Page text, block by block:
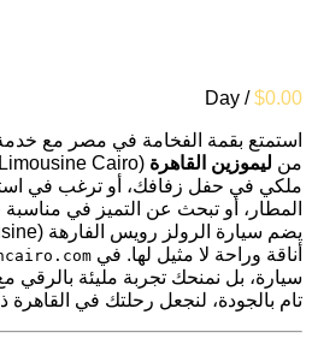
$0.00
/ Day
استمتع بقمة الفخامة في مصر مع
من ليموزين القاهرة
ملكي في حفل زفافك، أو ترغب في
المطار، أو تبحث عن التميز في
أناقة وراحة لا مثيل لها. في
سيارة، بل نمنحك تجربة مليئة بالرقي
تام بالجودة، لنجعل رحلتك في القاهرة